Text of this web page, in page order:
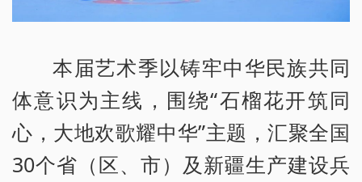
本届艺术季以铸牢中华民族共同
体意识为主线，围绕“石榴花开筑同
心，大地欢歌耀中华”主题，汇聚全国
30个省（区、市）及新疆生产建设兵